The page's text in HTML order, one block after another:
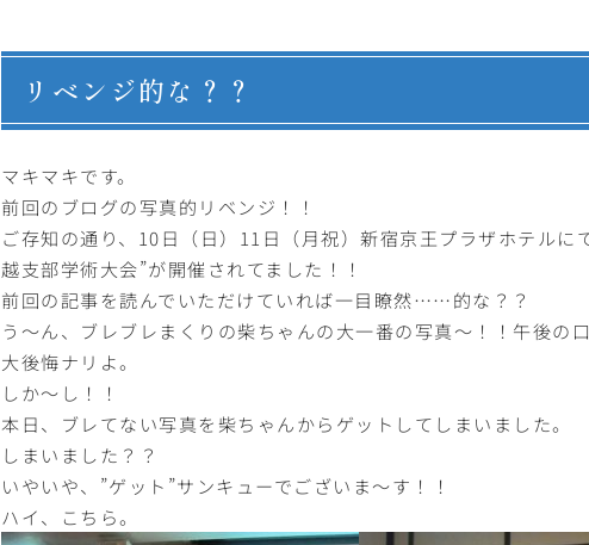
リベンジ的な？？
マキマキです。
前回のブログの写真的リベンジ！！
ご存知の通り、10日（日）11日（月祝）新宿京王プラザホテル
越支部学術大会”が開催されてました！！
前回の記事を読んでいただけていれば一目瞭然……的な？？
う～ん、ブレブレまくりの柴ちゃんの大一番の写真～！！午後の
大後悔ナリよ。
しか～し！！
本日、ブレてない写真を柴ちゃんからゲットしてしまいました。
しまいました？？
いやいや、”ゲット”サンキューでございま～す！！
ハイ、こちら。